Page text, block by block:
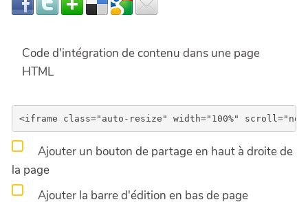
Code d'intégration de contenu dans une page
HTML
Ajouter un bouton de partage en haut à droite de
la page
Ajouter la barre d'édition en bas de page